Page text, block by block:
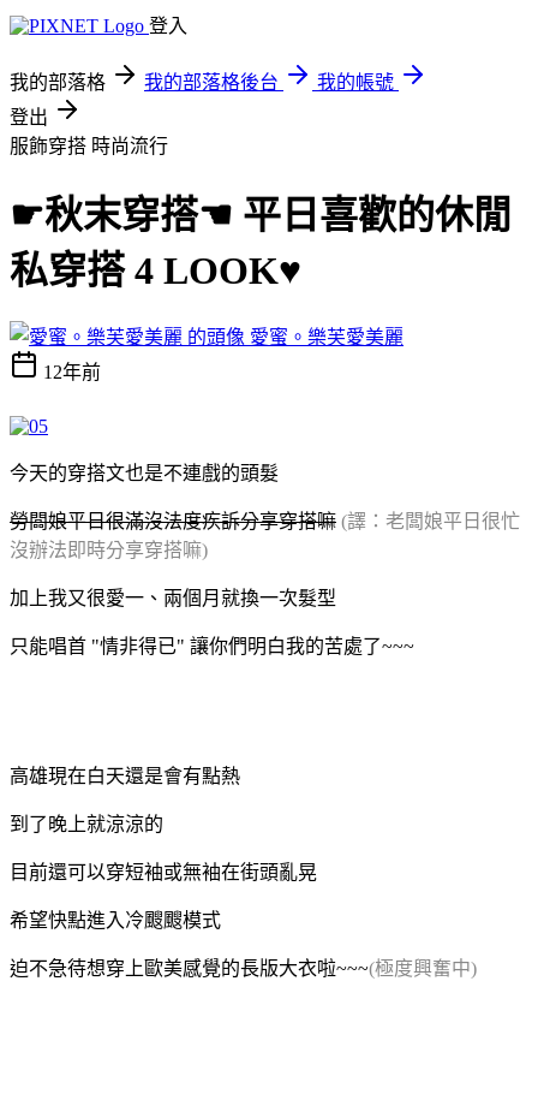
登入
我的部落格 我的部落格後台
我的帳號
登出
服飾穿搭 時尚流行
☛秋末穿搭☚ 平日喜歡的休閒
私穿搭 4 LOOK♥
愛蜜。樂芙愛美麗
12年前
今天的穿搭文也是不連戲的頭髮
勞闆娘平日很滿沒法度疾訴分享穿搭嘛 (譯：老闆娘平日很忙
沒辦法即時分享穿搭嘛)
加上我又很愛一、兩個月就換一次髮型
只能唱首 "情非得已" 讓你們明白我的苦處了~~~
高雄現在白天還是會有點熱
到了晚上就涼涼的
目前還可以穿短袖或無袖在街頭亂晃
希望快點進入冷颼颼模式
迫不急待想穿上歐美感覺的長版大衣啦~~~(極度興奮中)